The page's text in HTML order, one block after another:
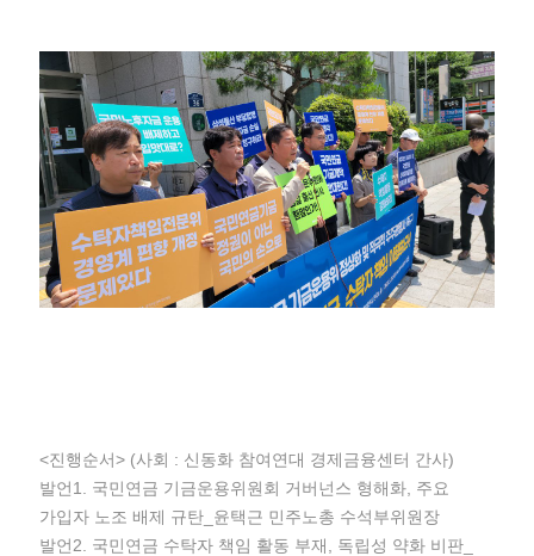
<진행순서> (사회 : 신동화 참여연대 경제금융센터 간사)
발언1. 국민연금 기금운용위원회 거버넌스 형해화, 주요
가입자 노조 배제 규탄_윤택근 민주노총 수석부위원장
발언2. 국민연금 수탁자 책임 활동 부재, 독립성 약화 비판_